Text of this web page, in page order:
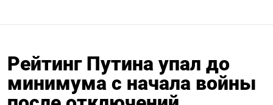
Рейтинг Путина упал до
минимума с начала войны